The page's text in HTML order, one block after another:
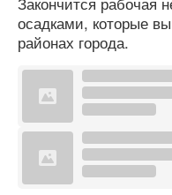
осадками, которые
районах города.